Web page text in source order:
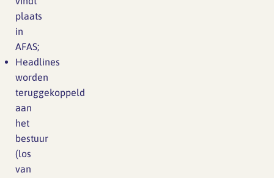
plaats
in
AFAS;
Headlines
worden
teruggekoppeld
aan
het
bestuur
(los
van